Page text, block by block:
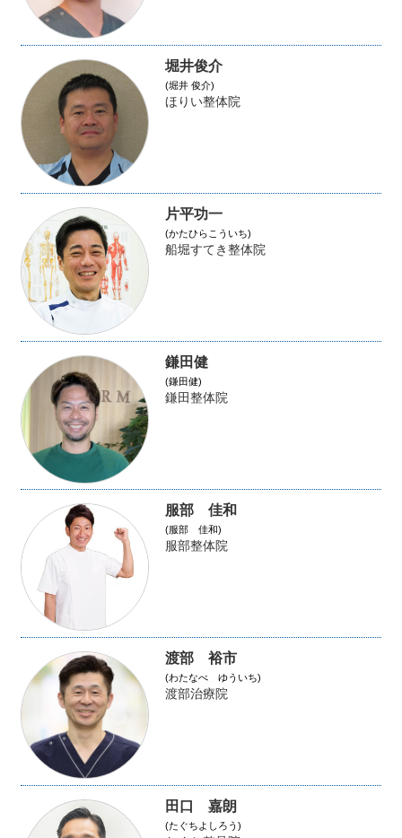
堀井俊介
(堀井 俊介)
ほりい整体院
片平功一
(かたひらこういち)
船堀すてき整体院
鎌田健
(鎌田健)
鎌田整体院
服部 佳和
(服部 佳和)
服部整体院
渡部 裕市
(わたなべ ゆういち)
渡部治療院
田口 嘉朗
(たぐちよしろう)